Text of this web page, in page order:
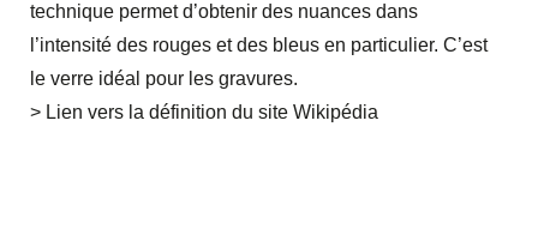
technique permet d’obtenir des nuances dans
l’intensité des rouges et des bleus en particulier. C’est
le verre idéal pour les gravures.
> Lien vers la définition du site Wikipédia